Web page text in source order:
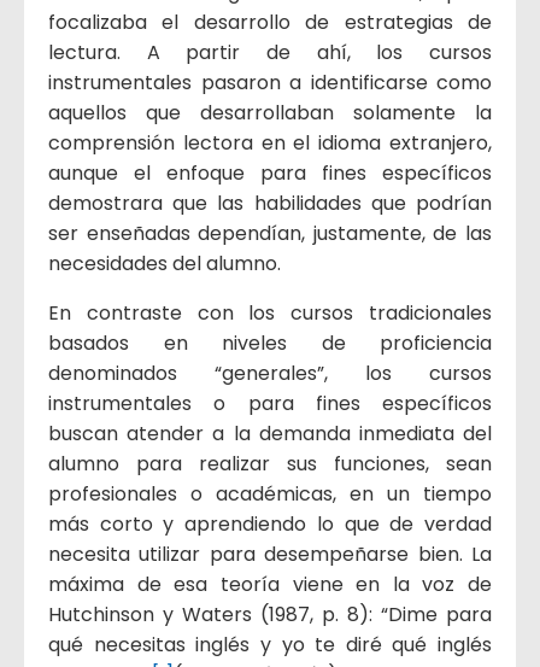
focalizaba el desarrollo de estrategias de
lectura. A partir de ahí, los cursos
instrumentales pasaron a identificarse como
aquellos que desarrollaban solamente la
comprensión lectora en el idioma extranjero,
aunque el enfoque para fines específicos
demostrara que las habilidades que podrían
ser enseñadas dependían, justamente, de las
necesidades del alumno.
En contraste con los cursos tradicionales
basados en niveles de proficiencia
denominados “generales”, los cursos
instrumentales o para fines específicos
buscan atender a la demanda inmediata del
alumno para realizar sus funciones, sean
profesionales o académicas, en un tiempo
más corto y aprendiendo lo que de verdad
necesita utilizar para desempeñarse bien. La
máxima de esa teoría viene en la voz de
Hutchinson y Waters (1987, p. 8): “Dime para
qué necesitas inglés y yo te diré qué inglés